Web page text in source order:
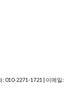
010-2271-1721 | 이메일: